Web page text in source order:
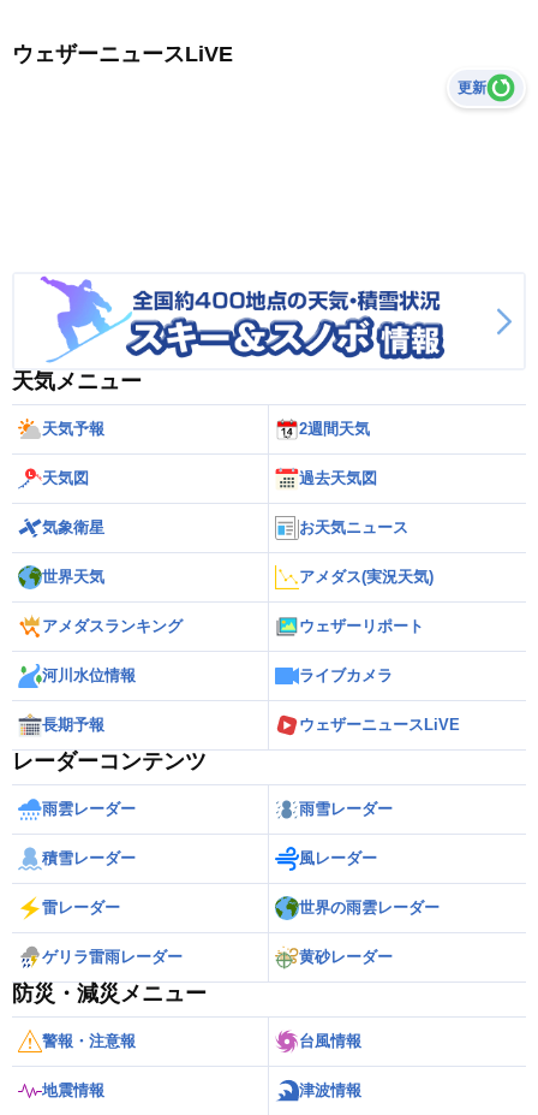
ウェザーニュースLiVE
更新
天気メニュー
天気予報 2週間天気
天気図 過去天気図
気象衛星 お天気ニュース
世界天気 アメダス(実況天気)
アメダスランキング ウェザーリポート
河川水位情報 ライブカメラ
長期予報 ウェザーニュースLiVE
レーダーコンテンツ
雨雲レーダー 雨雪レーダー
積雪レーダー 風レーダー
雷レーダー 世界の雨雲レーダー
ゲリラ雷雨レーダー 黄砂レーダー
防災・減災メニュー
警報・注意報 台風情報
地震情報 津波情報